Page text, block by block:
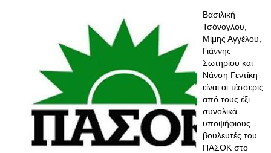
Βασιλική
Τσόνογλου,
Μίμης Αγγέλου,
Γιάννης
Σωτηρίου και
Νάνση Γεντίκη
είναι οι τέσσερις
από τους έξι
συνολικά
υποψήφιους
βουλευτές του
ΠΑΣΟΚ στο